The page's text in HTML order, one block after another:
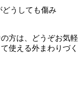
どうしても傷み
方は、どうぞお気軽
使える外まわりづく